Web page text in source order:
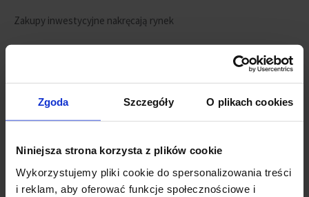
Zgoda Szczegóły O plikach cookies
Niniejsza strona korzysta z plików cookie
Wykorzystujemy pliki cookie do spersonalizowania treści
i reklam, aby oferować funkcje społecznościowe i
Zakupy inwestycyjne nakręcają rynek
Przeprowadzona przez JLL analiza preferencji nabywców, którzy
na koniec września 2019 r. aktywnie poszukiwali mieszkania za
udział inwestorów, czyli nabywców, którzy deklarują zakup z
myślą o późniejszym wynajmowaniu, był w Trójmieście
Wrocławiu (po 15%).
Inwestorzy poszukiwali w Trójmieście przede wszystkim mieszkań 2-